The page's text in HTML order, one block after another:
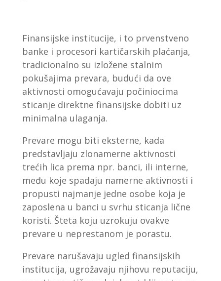
Finansijske institucije, i to prvenstveno
banke i procesori kartičarskih plaćanja,
tradicionalno su izložene stalnim
pokušajima prevara, budući da ove
aktivnosti omogućavaju počiniocima
sticanje direktne finansijske dobiti uz
minimalna ulaganja.
Prevare mogu biti eksterne, kada
predstavljaju zlonamerne aktivnosti
trećih lica prema npr. banci, ili interne,
među koje spadaju namerne aktivnosti i
propusti najmanje jedne osobe koja je
zaposlena u banci u svrhu sticanja lične
koristi. Šteta koju uzrokuju ovakve
prevare u neprestanom je porastu.
Prevare narušavaju ugled finansijskih
institucija, ugrožavaju njihovu reputaciju,